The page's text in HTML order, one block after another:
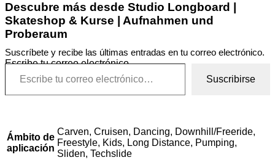
Descubre más desde Studio Longboard |
Skateshop & Kurse | Aufnahmen und
Proberaum
Suscríbete y recibe las últimas entradas en tu correo electrónico.
Escribe tu correo electrónico…
Suscribirse
Ámbito de
aplicación
Carven, Cruisen, Dancing, Downhill/Freeride,
Freestyle, Kids, Long Distance, Pumping,
Sliden, Techslide